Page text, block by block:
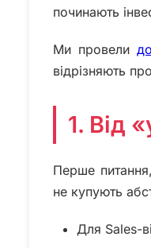
починають
Ми провели
відрізняють
1. Від
Перше
не купують
Для Sales-